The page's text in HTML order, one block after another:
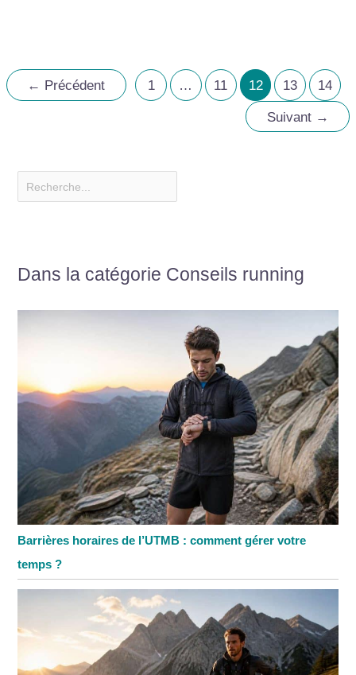
← Précédent 1 … 11 12 13 14
Suivant →
Dans la catégorie Conseils running
Barrières horaires de l’UTMB : comment gérer votre
temps ?